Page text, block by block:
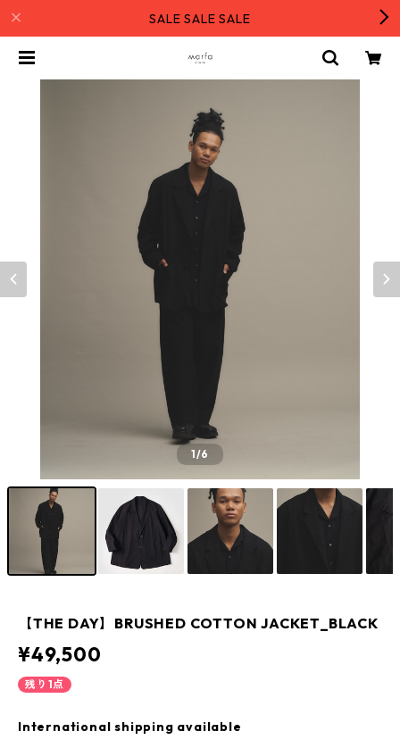
SALE SALE SALE
1/6
【THE DAY】BRUSHED COTTON JACKET_BLACK
¥49,500
残り1点
International shipping available